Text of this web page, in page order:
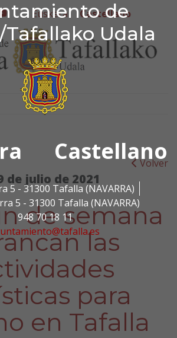
de
Udala
Castellano
5 - 31300 Tafalla (NAVARRA)
5 - 31300 Tafalla (NAVARRA)
948 70 18 11
de
youtube
Euskera Castellano
Volver
de julio de 2021
de semana
las
para
en Tafalla